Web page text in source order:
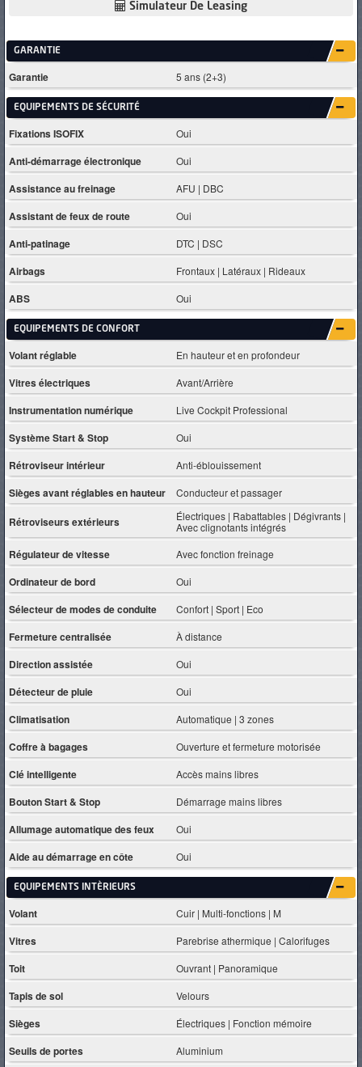
Simulateur De Leasing
GARANTIE
Garantie 5 ans (2+3)
EQUIPEMENTS DE SÉCURITÉ
Fixations ISOFIX Oui
Anti-démarrage électronique Oui
Assistance au freinage AFU | DBC
Assistant de feux de route Oui
Anti-patinage DTC | DSC
Airbags Frontaux | Latéraux | Rideaux
ABS Oui
EQUIPEMENTS DE CONFORT
Volant réglable En hauteur et en profondeur
Vitres électriques Avant/Arrière
Instrumentation numérique Live Cockpit Professional
Système Start & Stop Oui
Rétroviseur intérieur Anti-éblouissement
Sièges avant réglables en hauteur Conducteur et passager
Rétroviseurs extérieurs
Électriques | Rabattables | Dégivrants |
Avec clignotants intégrés
Régulateur de vitesse Avec fonction freinage
Ordinateur de bord Oui
Sélecteur de modes de conduite Confort | Sport | Eco
Fermeture centralisée À distance
Direction assistée Oui
Détecteur de pluie Oui
Climatisation Automatique | 3 zones
Coffre à bagages Ouverture et fermeture motorisée
Clé intelligente Accès mains libres
Bouton Start & Stop Démarrage mains libres
Allumage automatique des feux Oui
Aide au démarrage en côte Oui
EQUIPEMENTS INTÈRIEURS
Volant Cuir | Multi-fonctions | M
Vitres Parebrise athermique | Calorifuges
Toit Ouvrant | Panoramique
Tapis de sol Velours
Sièges Électriques | Fonction mémoire
Seuils de portes Aluminium